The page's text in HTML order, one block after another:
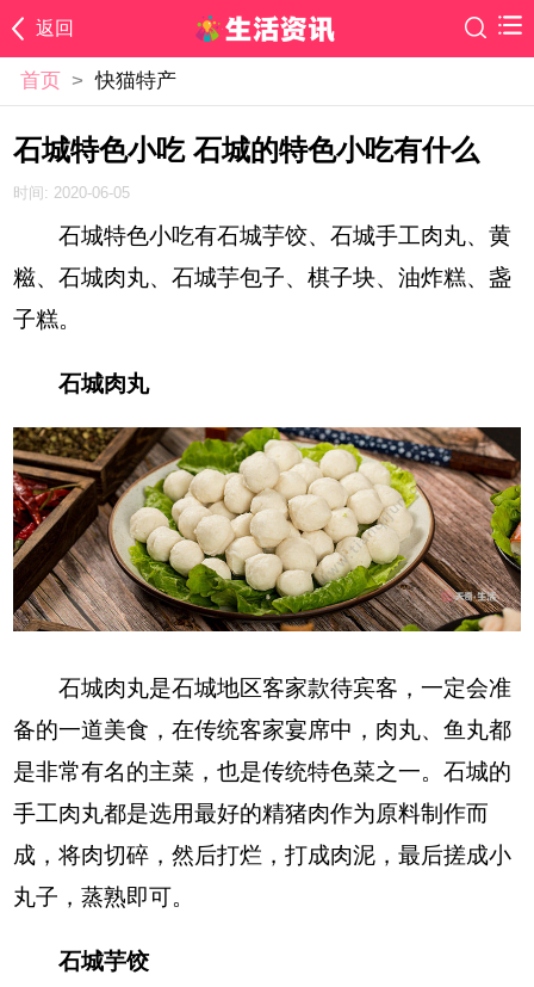
返回
首页 > 快猫特产
石城特色小吃 石城的特色小吃有什么
时间: 2020-06-05
石城特色小吃有石城芋饺、石城手工肉丸、黄
糍、石城肉丸、石城芋包子、棋子块、油炸糕、盏
子糕。
石城肉丸
石城肉丸是石城地区客家款待宾客，一定会准
备的一道美食，在传统客家宴席中，肉丸、鱼丸都
是非常有名的主菜，也是传统特色菜之一。石城的
手工肉丸都是选用最好的精猪肉作为原料制作而
成，将肉切碎，然后打烂，打成肉泥，最后搓成小
丸子，蒸熟即可。
石城芋饺